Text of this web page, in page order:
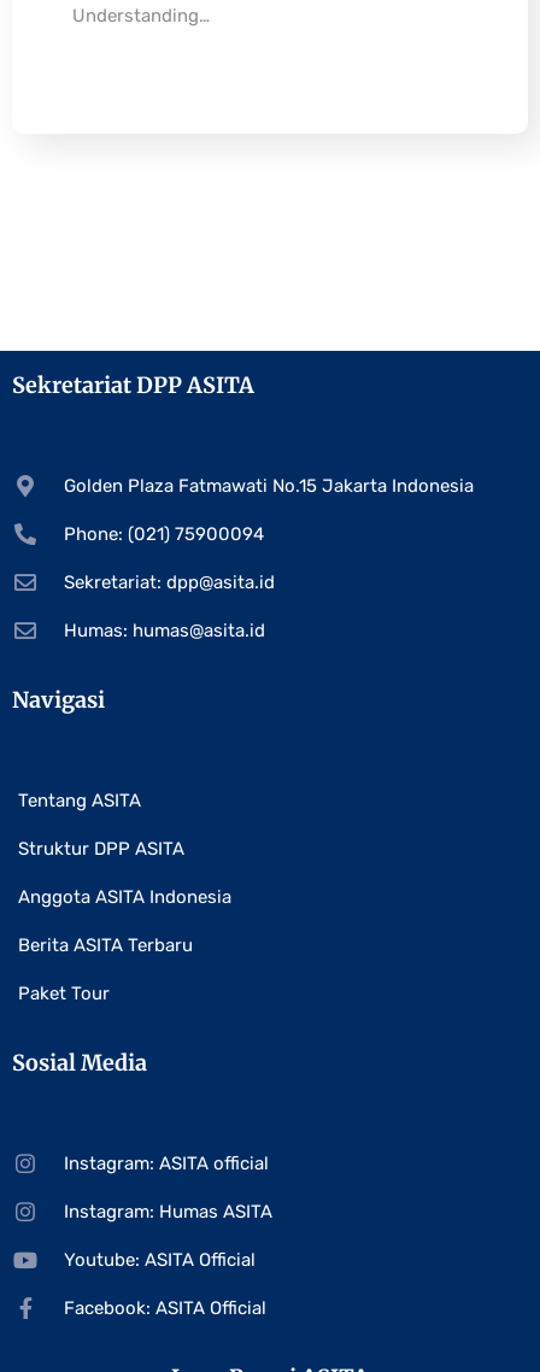
Understanding…
Sekretariat DPP ASITA
Golden Plaza Fatmawati No.15 Jakarta Indonesia
Phone: (021) 75900094
Sekretariat: dpp@asita.id
Humas: humas@asita.id
Navigasi
Tentang ASITA
Struktur DPP ASITA
Anggota ASITA Indonesia
Berita ASITA Terbaru
Paket Tour
Sosial Media
Instagram: ASITA official
Instagram: Humas ASITA
Youtube: ASITA Official
Facebook: ASITA Official